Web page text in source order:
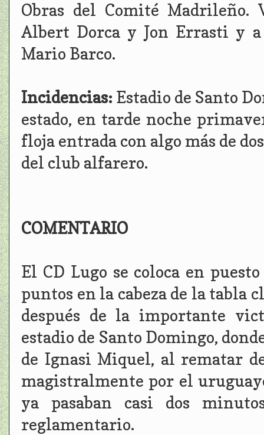
Obras del Comité
Albert Dorca y Jon Errasti y
Mario Barco.
Incidencias: Estadio de Santo
estado, en tarde noche
floja entrada con algo más de
del club alfarero.
COMENTARIO
El CD Lugo se coloca en
puntos en la cabeza de la tabla
después de la importante
estadio de Santo Domingo,
de Ignasi Miquel, al rematar
magistralmente por el
ya pasaban casi dos
reglamentario.